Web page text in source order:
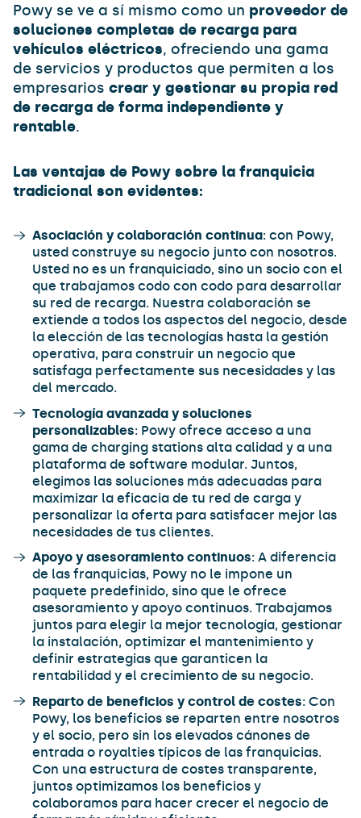
Powy se ve a sí mismo como un proveedor de
soluciones completas de recarga para
vehículos eléctricos, ofreciendo una gama
de servicios y productos que permiten a los
empresarios crear y gestionar su propia red
de recarga de forma independiente y
rentable.
Las ventajas de Powy sobre la franquicia
tradicional son evidentes:
Asociación y colaboración continua: con Powy,
usted construye su negocio junto con nosotros.
Usted no es un franquiciado, sino un socio con el
que trabajamos codo con codo para desarrollar
su red de recarga. Nuestra colaboración se
extiende a todos los aspectos del negocio, desde
la elección de las tecnologías hasta la gestión
operativa, para construir un negocio que
satisfaga perfectamente sus necesidades y las
del mercado.
Tecnología avanzada y soluciones
personalizables: Powy ofrece acceso a una
gama de charging stations alta calidad y a una
plataforma de software modular. Juntos,
elegimos las soluciones más adecuadas para
maximizar la eficacia de tu red de carga y
personalizar la oferta para satisfacer mejor las
necesidades de tus clientes.
Apoyo y asesoramiento continuos: A diferencia
de las franquicias, Powy no le impone un
paquete predefinido, sino que le ofrece
asesoramiento y apoyo continuos. Trabajamos
juntos para elegir la mejor tecnología, gestionar
la instalación, optimizar el mantenimiento y
definir estrategias que garanticen la
rentabilidad y el crecimiento de su negocio.
Reparto de beneficios y control de costes: Con
Powy, los beneficios se reparten entre nosotros
y el socio, pero sin los elevados cánones de
entrada o royalties típicos de las franquicias.
Con una estructura de costes transparente,
juntos optimizamos los beneficios y
colaboramos para hacer crecer el negocio de